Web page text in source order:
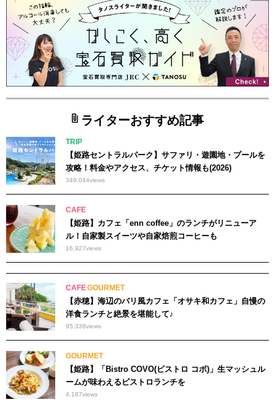
ライターおすすめ記事
TRIP
【姫路セントラルパーク】サファリ・遊園地・プールを
攻略！料金やアクセス、チケット情報も(2026)
349,044views
CAFE
【姫路】カフェ「enn coffee」のランチがリニューア
ル！自家製スイーツや自家焙煎コーヒーも
16,927views
CAFEGOURMET
【赤穂】海辺のバリ風カフェ「オサキ和カフェ」自慢の
洋食ランチと絶景を堪能して♪
95,338views
GOURMET
【姫路】「Bistro COVO(ビストロ コボ)」生マッシュル
ームが味わえるビストロランチを
4,187views